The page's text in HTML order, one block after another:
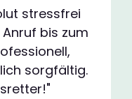
stressfrei
bis zum
sorgfältig.